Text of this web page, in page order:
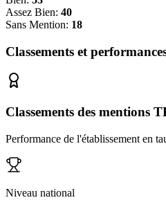
Assez Bien: 40
Sans Mention: 18
Classements et
Classements des mentions
Performance de l'établissement en
Niveau national